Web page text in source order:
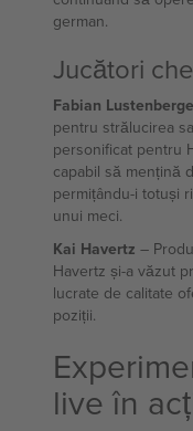
german.
Jucători
Fabian
pentru strălucirea
personificat pentru
capabil să mențină
permițându-i totuși
unui meci.
Kai Havertz –
Havertz și-a văzut
lucrate de calitate
poziții.
live în